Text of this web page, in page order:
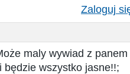
Zaloguj
maly wywiad z
wszystko jasne!!;